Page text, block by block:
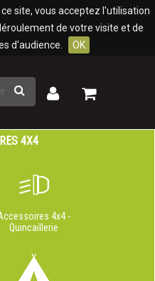
site, vous acceptez l'utilisation
de votre visite et de
d'audience.
OK
Rechercher
Mon
Mon
4X4
4x4 -
Quincaillerie